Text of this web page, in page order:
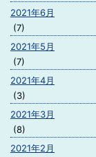
2021年6月
(7)
2021年5月
(7)
2021年4月
(3)
2021年3月
(8)
2021年2月